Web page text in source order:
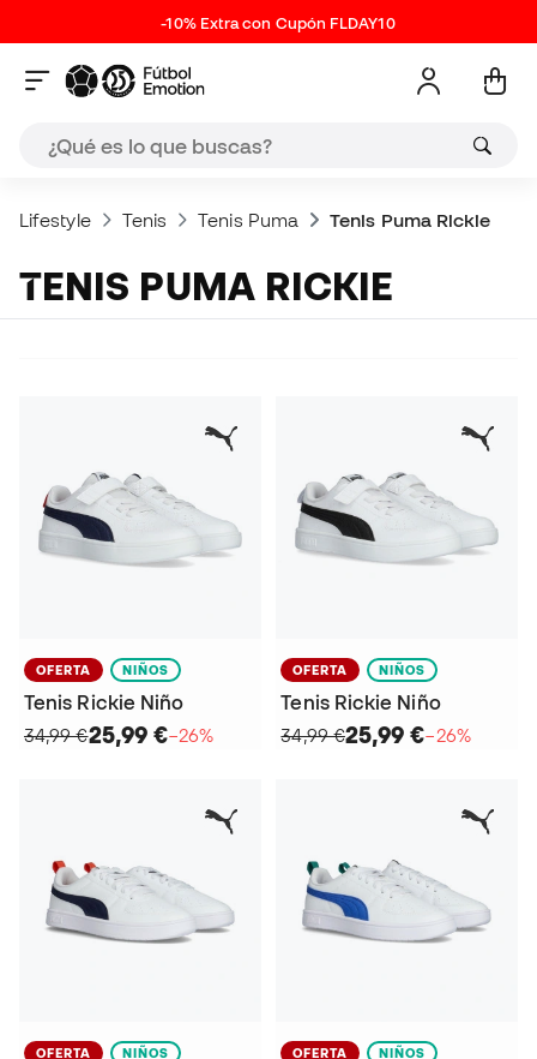
-10% Extra con Cupón FLDAY10
Lifestyle Tenis Tenis Puma Tenis Puma Rickie
TENIS PUMA RICKIE
OFERTA NIÑOS
Tenis Rickie Niño
34,99 €25,99 €−26%
OFERTA NIÑOS
Tenis Rickie Niño
34,99 €25,99 €−26%
OFERTA NIÑOS OFERTA NIÑOS